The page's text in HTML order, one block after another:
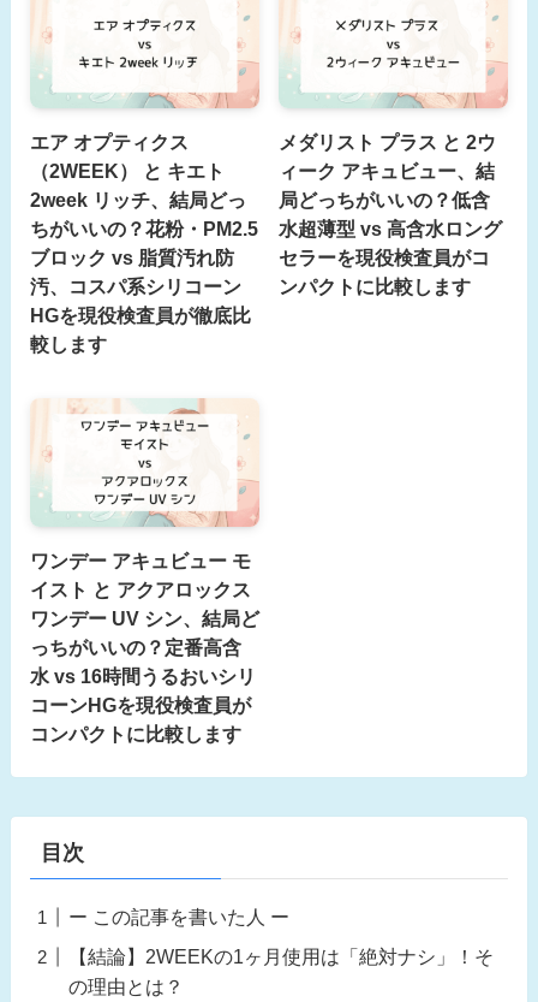
エア オプティクス
（2WEEK） と キエト
2week リッチ、結局どっ
ちがいいの？花粉・PM2.5
ブロック vs 脂質汚れ防
汚、コスパ系シリコーン
HGを現役検査員が徹底比
較します
メダリスト プラス と 2ウ
ィーク アキュビュー、結
局どっちがいいの？低含
水超薄型 vs 高含水ロング
セラーを現役検査員がコ
ンパクトに比較します
ワンデー アキュビュー モ
イスト と アクアロックス
ワンデー UV シン、結局ど
っちがいいの？定番高含
水 vs 16時間うるおいシリ
コーンHGを現役検査員が
コンパクトに比較します
目次
ー この記事を書いた人 ー
【結論】2WEEKの1ヶ月使用は「絶対ナシ」！そ
の理由とは？